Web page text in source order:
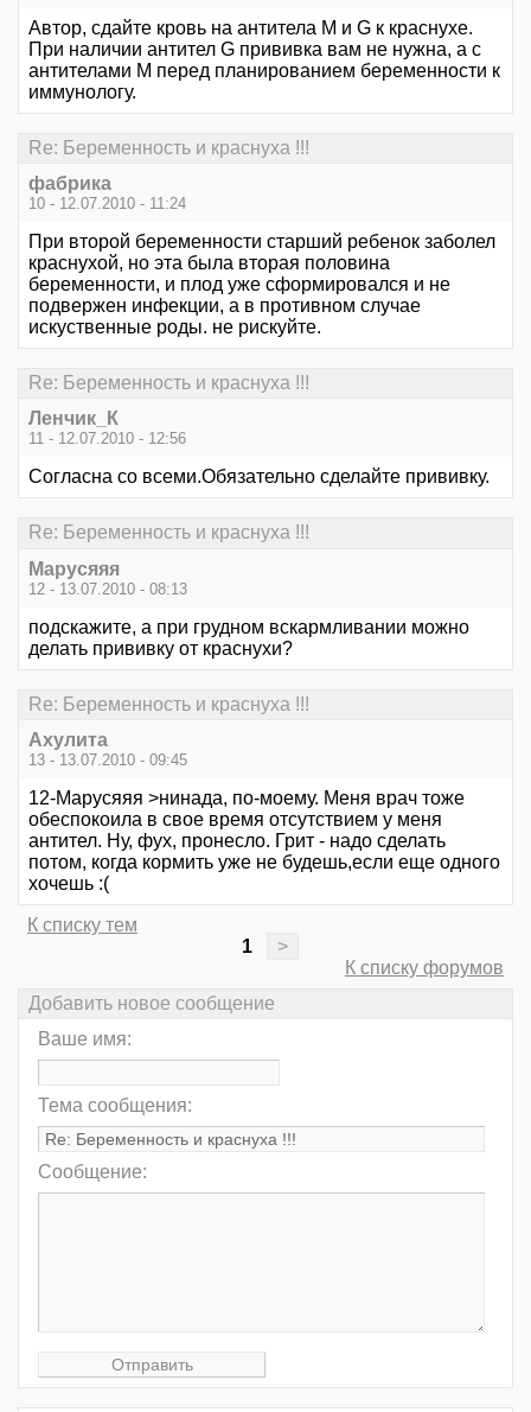
Автор, сдайте кровь на антитела M и G к краснухе.
При наличии антител G прививка вам не нужна, а с
антителами M перед планированием беременности к
иммунологу.
Re: Беременность и краснуха !!!
фабрика
10 - 12.07.2010 - 11:24
При второй беременности старший ребенок заболел
краснухой, но эта была вторая половина
беременности, и плод уже сформировался и не
подвержен инфекции, а в противном случае
искуственные роды. не рискуйте.
Re: Беременность и краснуха !!!
Ленчик_К
11 - 12.07.2010 - 12:56
Согласна со всеми.Обязательно сделайте прививку.
Re: Беременность и краснуха !!!
Марусяяя
12 - 13.07.2010 - 08:13
подскажите, а при грудном вскармливании можно
делать прививку от краснухи?
Re: Беременность и краснуха !!!
Ахулита
13 - 13.07.2010 - 09:45
12-Марусяяя >нинада, по-моему. Меня врач тоже
обеспокоила в свое время отсутствием у меня
антител. Ну, фух, пронесло. Грит - надо сделать
потом, когда кормить уже не будешь,если еще одного
хочешь :(
К списку тем
1
>
К списку форумов
Добавить новое сообщение
Ваше имя:
Тема сообщения:
Сообщение: